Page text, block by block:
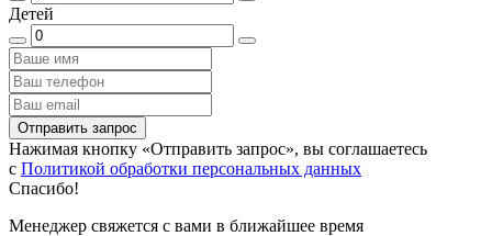
Детей
Отправить запрос
Нажимая кнопку «Отправить запрос», вы соглашаетесь
с Политикой обработки персональных данных
Спасибо!
Менеджер свяжется с вами в ближайшее время